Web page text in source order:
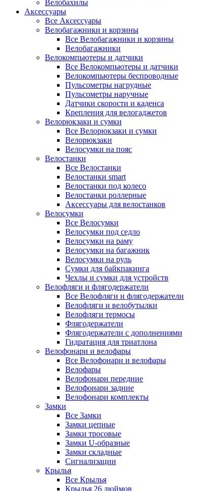
Велобахилы
Аксессуары
Все Аксессуары
Велобагажники и корзины
Все Велобагажники и корзины
Велобагажники
Велокомпьютеры и датчики
Все Велокомпьютеры и датчики
Велокомпьютеры беспроводные
Пульсометры нагрудные
Пульсометры наручные
Датчики скорости и каденса
Крепления для велогаджетов
Велорюкзаки и сумки
Все Велорюкзаки и сумки
Велорюкзаки
Велосумки на пояс
Велостанки
Все Велостанки
Велостанки smart
Велостанки под колесо
Велостанки роллерные
Аксессуары для велостанков
Велосумки
Все Велосумки
Велосумки под седло
Велосумки на раму
Велосумки на багажник
Велосумки на руль
Сумки для байкпакинга
Чехлы и сумки для устройств
Велофляги и флягодержатели
Все Велофляги и флягодержатели
Велофляги и велобутылки
Велофляги термосы
Флягодержатели
Флягодержатели с дополнениями
Гидратация для триатлона
Велофонари и велофары
Все Велофонари и велофары
Велофары
Велофонари передние
Велофонари задние
Велофонари комплекты
Замки
Все Замки
Замки цепные
Замки тросовые
Замки U-образные
Замки складные
Сигнализации
Крылья
Все Крылья
Крылья 26 дюймов